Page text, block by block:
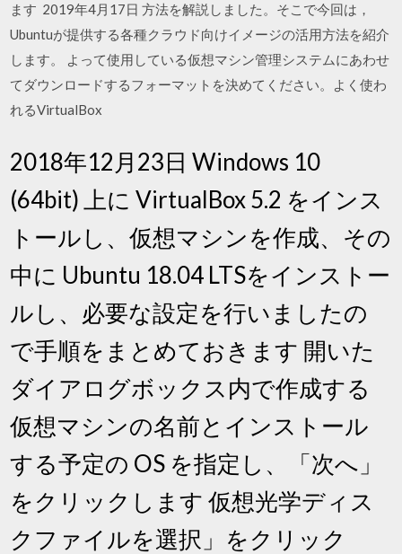
ます 2019年4月17日 方法を解説しました。そこで今回は，
Ubuntuが提供する各種クラウド向けイメージの活用方法を紹介
します。 よって使用している仮想マシン管理システムにあわせ
てダウンロードするフォーマットを決めてください。よく使わ
れるVirtualBox
2018年12月23日 Windows 10
(64bit) 上に VirtualBox 5.2 をインス
トールし、仮想マシンを作成、その
中に Ubuntu 18.04 LTSをインストー
ルし、必要な設定を行いましたの
で手順をまとめておきます 開いた
ダイアログボックス内で作成する
仮想マシンの名前とインストール
する予定の OS を指定し、「次へ」
をクリックします 仮想光学ディス
クファイルを選択」をクリック